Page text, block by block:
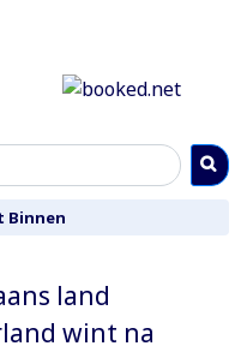
Binnen
land
wint na